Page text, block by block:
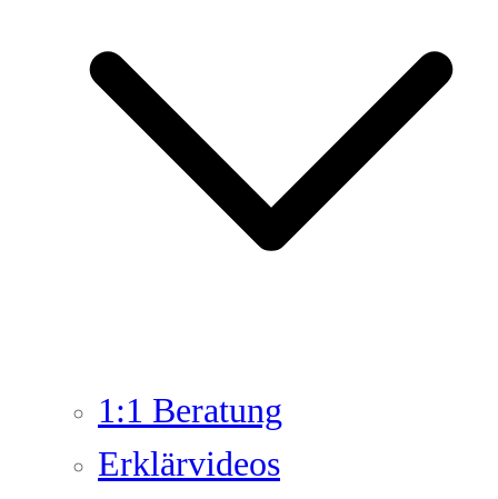
1:1 Beratung
Erklärvideos